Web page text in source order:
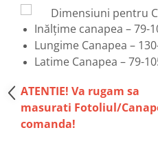
Dimensiuni pentru
Inălțime canapea – 79-
Lungime Canapea –
Latime Canapea – 79-
ATENTIE! Va rugam sa
masurati Fotoliul/
comanda!